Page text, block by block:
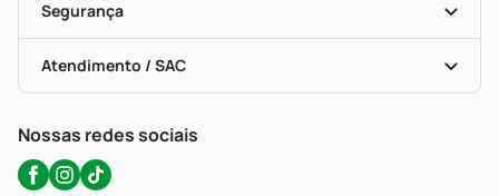
Formas De Pagamento
Troca E Devolução
Bulas De A A Z
Políticas De Marketplace
Serviços Farmacêuticos
Testes Rápidos
Autoteste Covid-19
Segurança
Certificado De Segurança
Portal Da Privacidade
Atendimento / SAC
WhatsApp (47) 9202-1687
Nossas redes sociais